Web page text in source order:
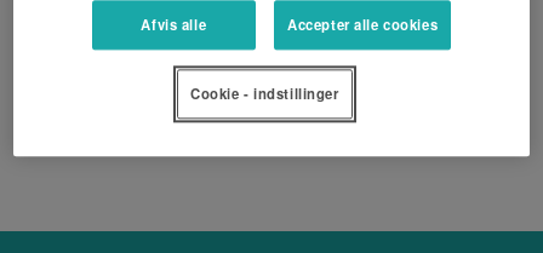
Kubota tractors and Implements are compatible
with leading FMIS-suppliers
Afvis alle Accepter alle cookies
Cookie - indstillinger